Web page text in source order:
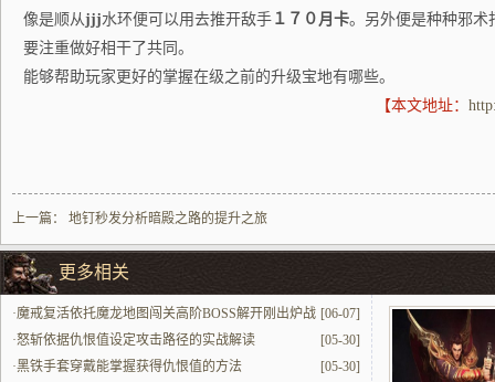
像是顺从jjj水环便可以用去推开敌手 １７０月卡。另外便是种种邪术
要注重做好相干了共同。
能够帮助玩家更好的掌握在级之前的升级宝地有哪些。
【本文地址：
上一篇： 地钉秒发分析暗殿之路的提升之旅
更多相关
[06-07]
·魔戒复活依托魔龙地图闯关高阶BOSS解开刚出炉战
力
[05-30]
·怒斩依据仇恨值设定攻击路径的实战解读
[05-30]
·黑铁手套穿戴能掌握获得仇恨值的方法